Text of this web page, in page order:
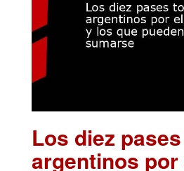
Los diez